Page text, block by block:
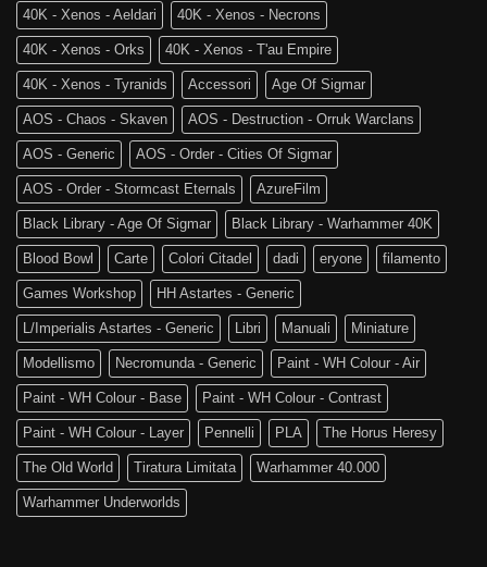
40K - Xenos - Aeldari 40K - Xenos - Necrons
40K - Xenos - Orks 40K - Xenos - T'au Empire
40K - Xenos - Tyranids Accessori Age Of Sigmar
AOS - Chaos - Skaven AOS - Destruction - Orruk Warclans
AOS - Generic AOS - Order - Cities Of Sigmar
AOS - Order - Stormcast Eternals AzureFilm
Black Library - Age Of Sigmar Black Library - Warhammer 40K
Blood Bowl Carte Colori Citadel dadi eryone filamento
Games Workshop HH Astartes - Generic
L/Imperialis Astartes - Generic Libri Manuali Miniature
Modellismo Necromunda - Generic Paint - WH Colour - Air
Paint - WH Colour - Base Paint - WH Colour - Contrast
Paint - WH Colour - Layer Pennelli PLA The Horus Heresy
The Old World Tiratura Limitata Warhammer 40.000
Warhammer Underworlds